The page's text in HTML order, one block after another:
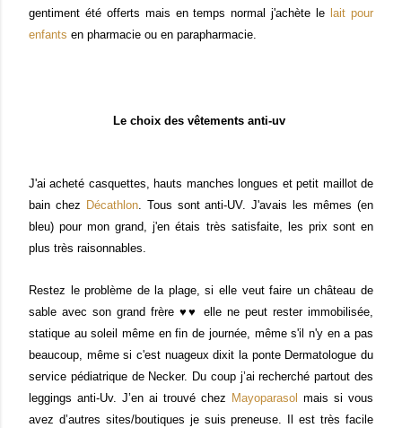
gentiment été offerts mais en temps normal j'achète le lait pour
enfants en pharmacie ou en parapharmacie.
Le choix des vêtements anti-uv
J'ai acheté casquettes, hauts manches longues et petit maillot de
bain chez Décathlon. Tous sont anti-UV. J'avais les mêmes (en
bleu) pour mon grand, j'en étais très satisfaite, les prix sont en
plus très raisonnables.
Restez le problème de la plage, si elle veut faire un château de
sable avec son grand frère ♥♥ elle ne peut rester immobilisée,
statique au soleil même en fin de journée, même s'il n'y en a pas
beaucoup, même si c'est nuageux dixit la ponte Dermatologue du
service pédiatrique de Necker. Du coup j’ai recherché partout des
leggings anti-Uv. J’en ai trouvé chez Mayoparasol mais si vous
avez d’autres sites/boutiques je suis preneuse. Il est très facile